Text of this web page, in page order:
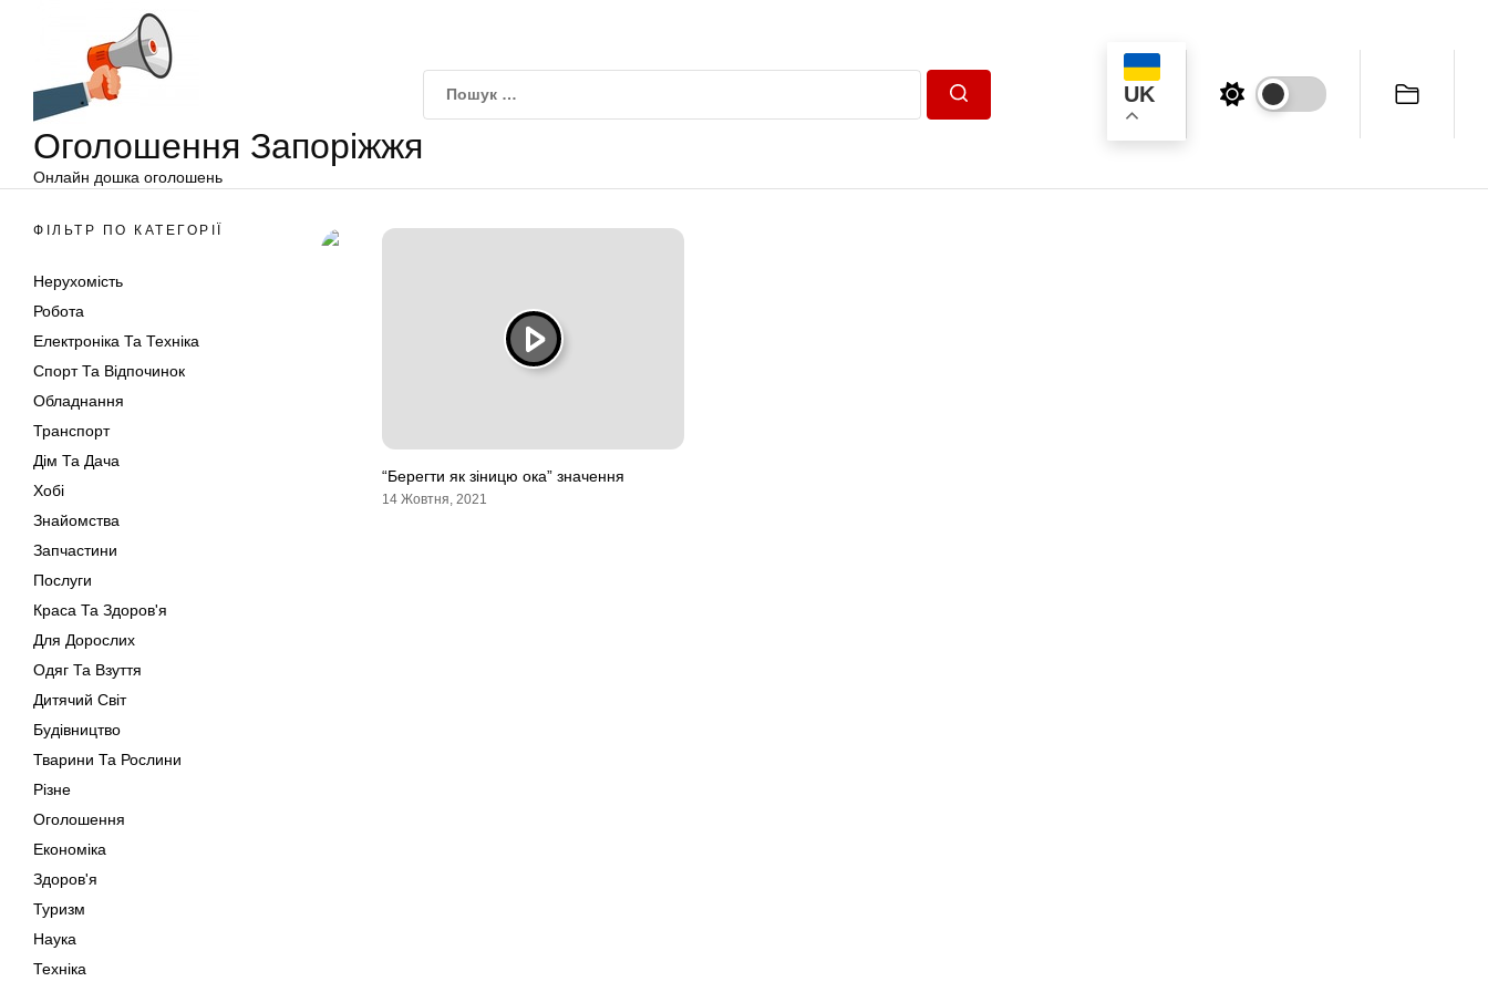
Оголошення Запоріжжя
Онлайн дошка оголошень
UK
ФІЛЬТР ПО КАТЕГОРІЇ
Нерухомість
Робота
Електроніка Та Техніка
Спорт Та Відпочинок
Обладнання
Транспорт
Дім Та Дача
Хобі
Знайомства
Запчастини
Послуги
Краса Та Здоров'я
Для Дорослих
Одяг Та Взуття
Дитячий Світ
Будівництво
Тварини Та Рослини
Різне
Оголошення
Економіка
Здоров'я
Туризм
Наука
Техніка
“Берегти як зіницю ока” значення
14 Жовтня, 2021